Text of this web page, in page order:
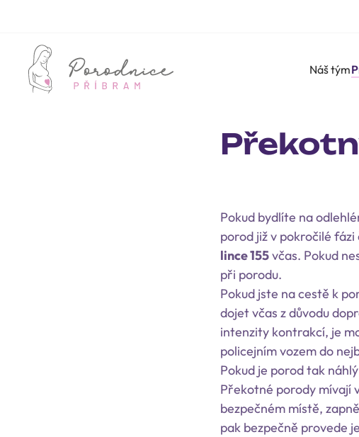
Náš tým
Pokud bydlíte na
porod již v pokročilé
lince 155včas. Pokud
při porodu.
Pokud jste na cestě k
dojet včas z důvodu
intenzity kontrakcí, je
policejním vozem do
Pokud je porod tak
Překotné porody mívají
bezpečném místě,
pak bezpečně provede